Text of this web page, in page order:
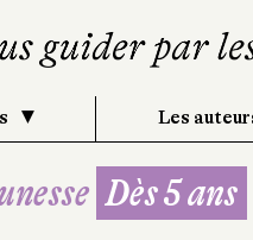
Les
Dès 5 ans